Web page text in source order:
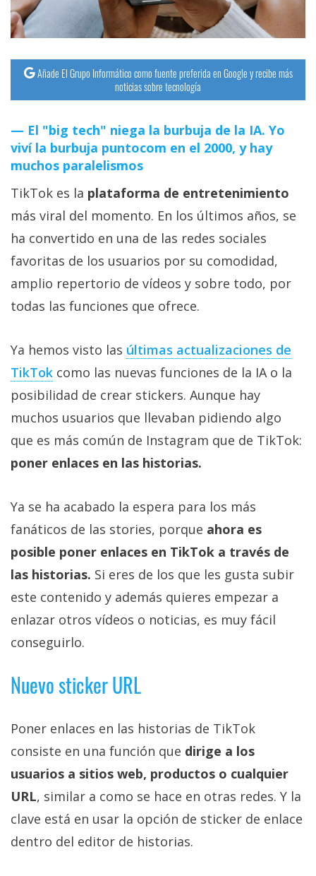
Añade El Grupo Informático como fuente preferida en Google y recibe más
noticias sobre tecnología
El "big tech" niega la burbuja de la IA. Yo
viví la burbuja puntocom en el 2000, y hay
muchos paralelismos
TikTok es la plataforma de entretenimiento
más viral del momento. En los últimos años, se
ha convertido en una de las redes sociales
favoritas de los usuarios por su comodidad,
amplio repertorio de vídeos y sobre todo, por
todas las funciones que ofrece.
Ya hemos visto las últimas actualizaciones de
TikTok como las nuevas funciones de la IA o la
posibilidad de crear stickers. Aunque hay
muchos usuarios que llevaban pidiendo algo
que es más común de Instagram que de TikTok:
poner enlaces en las historias.
Ya se ha acabado la espera para los más
fanáticos de las stories, porque ahora es
posible poner enlaces en TikTok a través de
las historias. Si eres de los que les gusta subir
este contenido y además quieres empezar a
enlazar otros vídeos o noticias, es muy fácil
conseguirlo.
Nuevo sticker URL
Poner enlaces en las historias de TikTok
consiste en una función que dirige a los
usuarios a sitios web, productos o cualquier
URL, similar a como se hace en otras redes. Y la
clave está en usar la opción de sticker de enlace
dentro del editor de historias.